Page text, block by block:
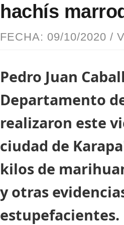
hachís
FECHA: 09/10/2020 /
Pedro Juan
Departamento
realizaron este
ciudad de
kilos de
y otras
estupefacientes.